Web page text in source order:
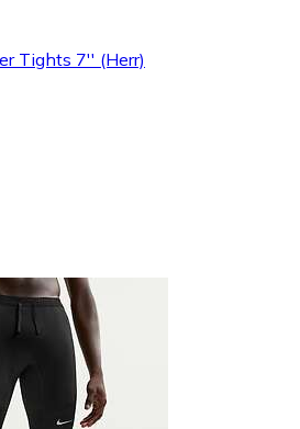
Tights 7'' (Herr)